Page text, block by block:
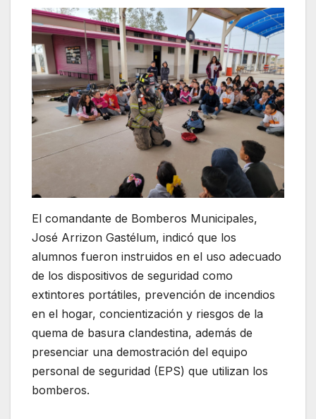
El comandante de Bomberos Municipales,
José Arrizon Gastélum, indicó que los
alumnos fueron instruidos en el uso adecuado
de los dispositivos de seguridad como
extintores portátiles, prevención de incendios
en el hogar, concientización y riesgos de la
quema de basura clandestina, además de
presenciar una demostración del equipo
personal de seguridad (EPS) que utilizan los
bomberos.